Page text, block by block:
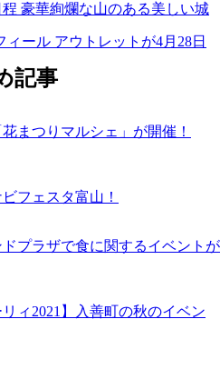
程 豪華絢爛な山のある美しい城
ィール アウトレットが4月28日
記事
まつりマルシェ」が開催！
フェスタ富山！
ドプラザで食に関するイベントが
ィ2021】入善町の秋のイベン